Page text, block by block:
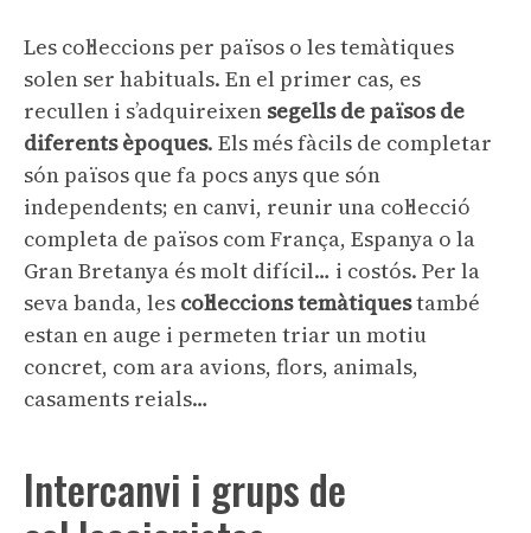
Les col·leccions per països o les temàtiques
solen ser habituals. En el primer cas, es
recullen i s’adquireixen segells de països de
diferents èpoques. Els més fàcils de completar
són països que fa pocs anys que són
independents; en canvi, reunir una col·lecció
completa de països com França, Espanya o la
Gran Bretanya és molt difícil… i costós. Per la
seva banda, les col·leccions temàtiquestambé
estan en auge i permeten triar un motiu
concret, com ara avions, flors, animals,
casaments reials…
Intercanvi i grups de